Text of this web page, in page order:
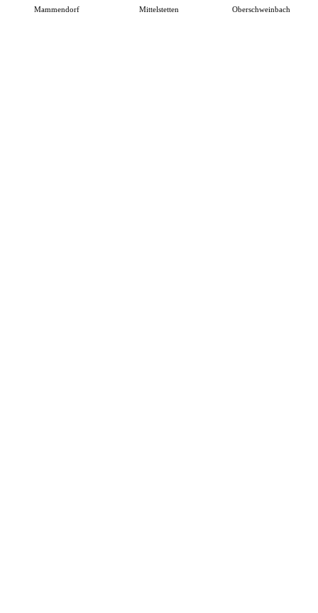
Mammendorf Mittelstetten Oberschweinbach